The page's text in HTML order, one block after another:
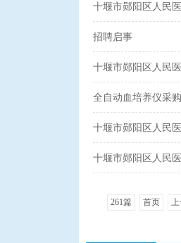
十堰市郧阳区人民
招聘启事
十堰市郧阳区人民
全自动血培养仪采
十堰市郧阳区人民
十堰市郧阳区人民
261篇 首页